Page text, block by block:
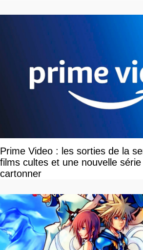
Prime Video : les sorties de la
films cultes et une nouvelle
cartonner